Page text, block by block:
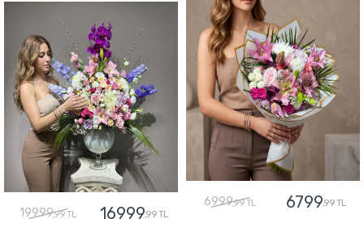
19999,99 TL 16999,99 TL
6999,99 TL 6799,99 TL